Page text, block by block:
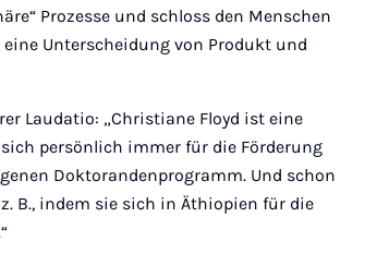
Prozesse und schloss den Menschen
Unterscheidung von Produkt und
Laudatio: „Christiane Floyd ist eine
persönlich immer für die Förderung
Doktorandenprogramm. Und schon
B., indem sie sich in Äthiopien für die